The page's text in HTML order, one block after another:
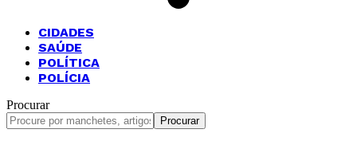
CIDADES
SAÚDE
POLÍTICA
POLÍCIA
Procurar